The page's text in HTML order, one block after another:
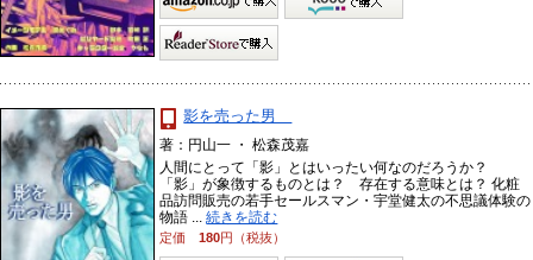
影を売った男
著：円山一 ・ 松森茂嘉
人間にとって「影」とはいったい何なのだろうか？
「影」が象徴するものとは？ 存在する意味とは？ 化粧
品訪問販売の若手セールスマン・宇堂健太の不思議体験の
物語 ...続きを読む
定価180円（税抜）